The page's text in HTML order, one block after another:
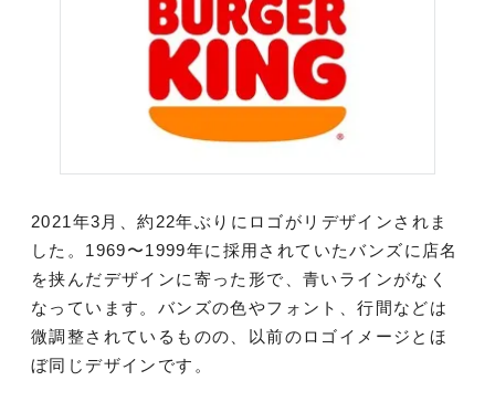
2021年3月、約22年ぶりにロゴがリデザインされま
した。1969〜1999年に採用されていたバンズに店名
を挟んだデザインに寄った形で、青いラインがなく
なっています。バンズの色やフォント、行間などは
微調整されているものの、以前のロゴイメージとほ
ぼ同じデザインです。